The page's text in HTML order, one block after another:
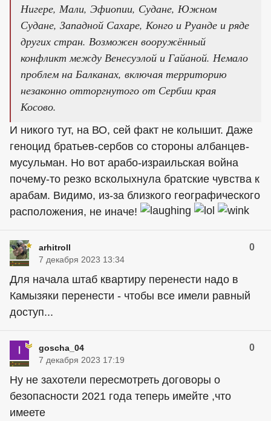
Нигере, Мали, Эфиопии, Судане, Южном
Судане, Западной Сахаре, Конго и Руанде и ряде
других стран. Возможен вооружённый
конфликт между Венесуэлой и Гайаной. Немало
проблем на Балканах, включая территорию
незаконно отторгнутого от Сербии края
Косово.
И никого тут, на ВО, сей факт не колышит. Даже
геноцид братьев-сербов со стороны албанцев-
мусульман. Но вот арабо-израильская война
почему-то резко всколыхнула братские чувства к
арабам. Видимо, из-за близкого географического
расположения, не иначе!
arhitroll 0
7 декабря 2023 13:34
Для начала штаб квартиру перенести надо в
Камызяки перенести - чтобы все имели равный
доступ...
goscha_04 0
7 декабря 2023 17:19
Ну не захотели пересмотреть договоры о
безопасности 2021 года теперь имейте ,что
имеете